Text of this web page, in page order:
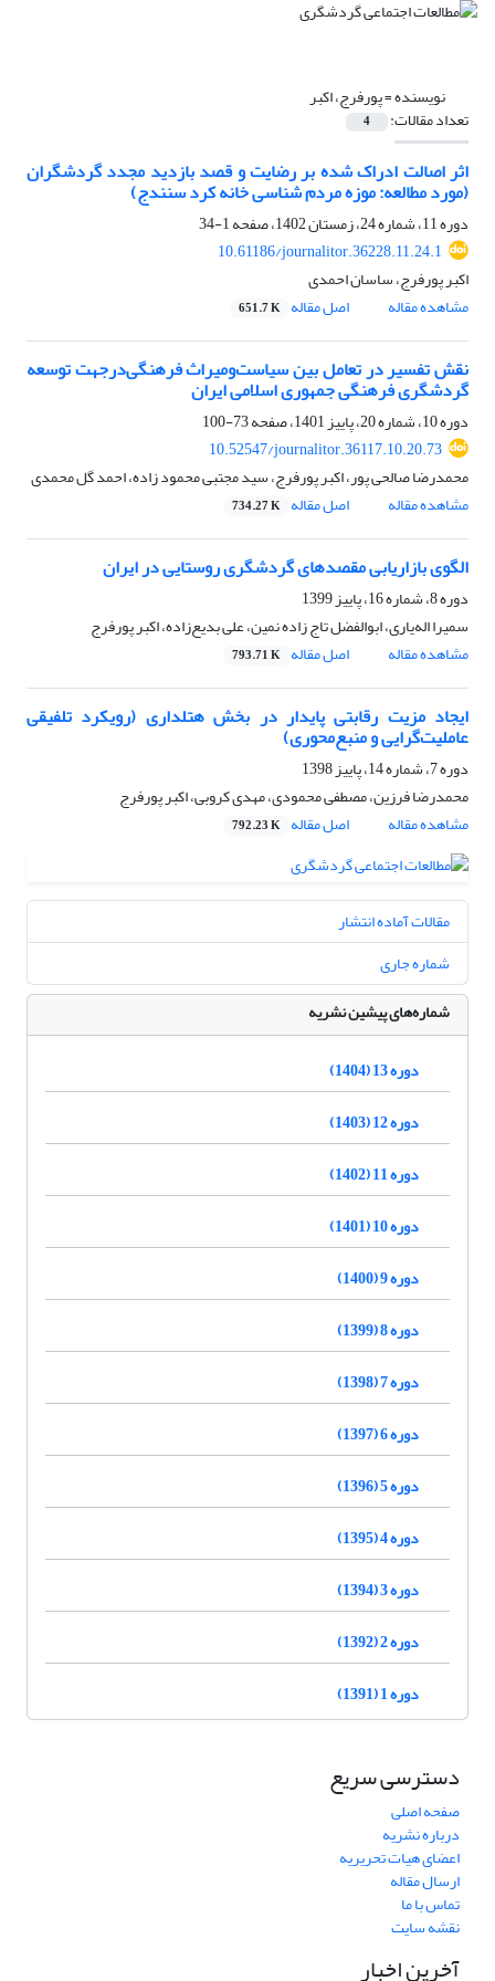
نویسنده =پورفرج، اکبر
تعداد مقالات: 4
اثر اصالت ادراک شده بر رضایت و قصد بازدید مجدد گردشگران
(مورد مطالعه: موزه مردم شناسی خانه کرد سنندج)
دوره 11، شماره 24، زمستان 1402، صفحه
1-34
10.61186/journalitor.36228.11.24.1
اکبر پورفرج، ساسان احمدی
مشاهده مقاله
اصل مقاله 651.7 K
نقش تفسیر در تعامل بین سیاست‌ومیراث فرهنگی‌درجهت توسعه
گردشگری فرهنگی جمهوری اسلامی ایران
دوره 10، شماره 20، پاییز 1401، صفحه
73-100
10.52547/journalitor.36117.10.20.73
محمدرضا صالحی پور، اکبر پورفرج، سید مجتبی محمود زاده، احمد گل محمدی
مشاهده مقاله
اصل مقاله 734.27 K
الگوی بازاریابی مقصدهای گردشگری روستایی در ایران
دوره 8، شماره 16، پاییز 1399
سمیرا اله‌یاری، ابوالفضل تاج زاده نمین، علی بدیع‌زاده، اکبر پورفرج
مشاهده مقاله
اصل مقاله 793.71 K
ایجاد مزیت رقابتی پایدار در بخش هتلداری (رویکرد تلفیقی
عاملیت‌گرایی و منبع‌محوری)
دوره 7، شماره 14، پاییز 1398
محمدرضا فرزین، مصطفی محمودی، مهدی کروبی، اکبر پورفرج
مشاهده مقاله
اصل مقاله 792.23 K
مقالات آماده انتشار
شماره جاری
شماره‌های پیشین نشریه
دوره 13 (1404)
دوره 12 (1403)
دوره 11 (1402)
دوره 10 (1401)
دوره 9 (1400)
دوره 8 (1399)
دوره 7 (1398)
دوره 6 (1397)
دوره 5 (1396)
دوره 4 (1395)
دوره 3 (1394)
دوره 2 (1392)
دوره 1 (1391)
دسترسی سریع
صفحه اصلی
درباره نشریه
اعضای هیات تحریریه
ارسال مقاله
تماس با ما
نقشه سایت
آخرین اخبار